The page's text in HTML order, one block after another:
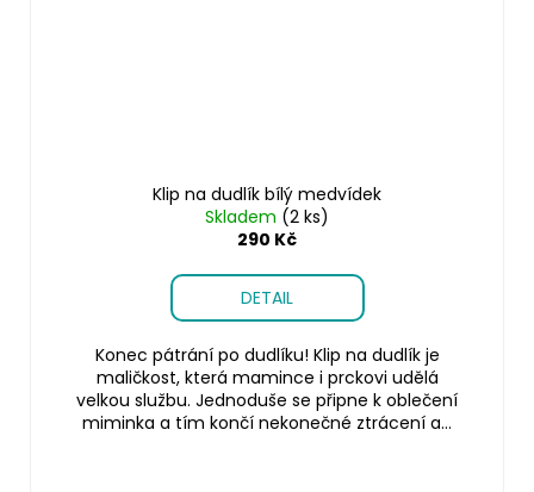
Klip na dudlík bílý medvídek
Skladem (2 ks)
290 Kč
DETAIL
Konec pátrání po dudlíku! Klip na dudlík je
maličkost, která mamince i prckovi udělá
velkou službu. Jednoduše se připne k oblečení
miminka a tím končí nekonečné ztrácení a...